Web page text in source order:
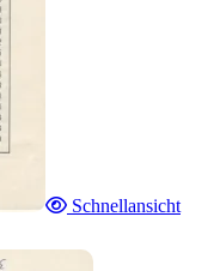
Schnellansicht